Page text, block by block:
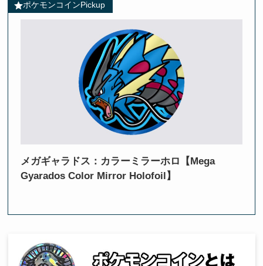
ポケモンコインPickup
メガギャラドス：カラーミラーホロ【Mega
Gyarados Color Mirror Holofoil】